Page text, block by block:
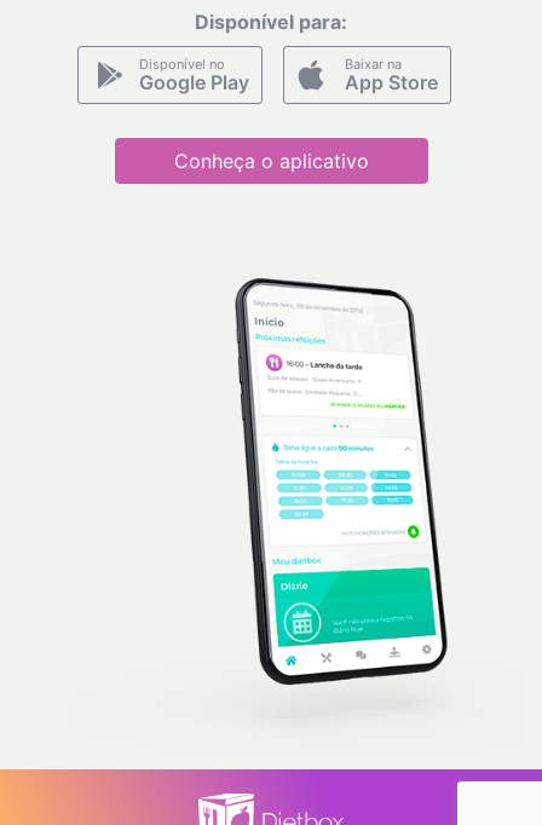
Disponível para:
Disponível no
Google Play
Baixar na
App Store
Conheça o aplicativo